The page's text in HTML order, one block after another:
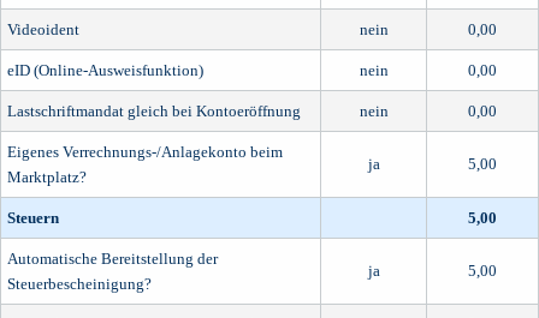
Videoident nein 0,00
eID (Online-Ausweisfunktion) nein 0,00
Lastschriftmandat gleich bei Kontoeröffnung nein 0,00
Eigenes Verrechnungs-/Anlagekonto beim
Marktplatz?
ja 5,00
Steuern 5,00
Automatische Bereitstellung der
Steuerbescheinigung?
ja 5,00